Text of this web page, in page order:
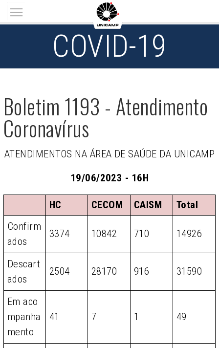
Main menu
COVID-19
Boletim 1193 - Atendimento
Coronavírus
ATENDIMENTOS NA ÁREA DE SAÚDE DA UNICAMP
19/06/2023 - 16H
HC CECOM CAISM
Total
Confirm
ados
3374 10842 710 14926
Descart
ados
2504 28170 916 31590
Em aco
mpanha
mento
41 7 1 49